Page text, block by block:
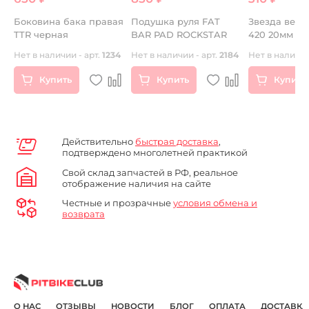
Боковина бака правая
TTR черная
Нет в наличии - арт. 1234
Купить
Подушка руля FAT
BAR PAD ROCKSTAR
Нет в наличии - арт. 2184
Купить
Звезда
420 20мм
Нет в
Купить
Действительно быстрая доставка,
подтверждено многолетней практикой
Свой склад запчастей в РФ, реальное
отображение наличия на сайте
Честные и прозрачныеусловия обмена и
возврата
О НАС ОТЗЫВЫ НОВОСТИ БЛОГ ОПЛАТА ДОСТАВКА